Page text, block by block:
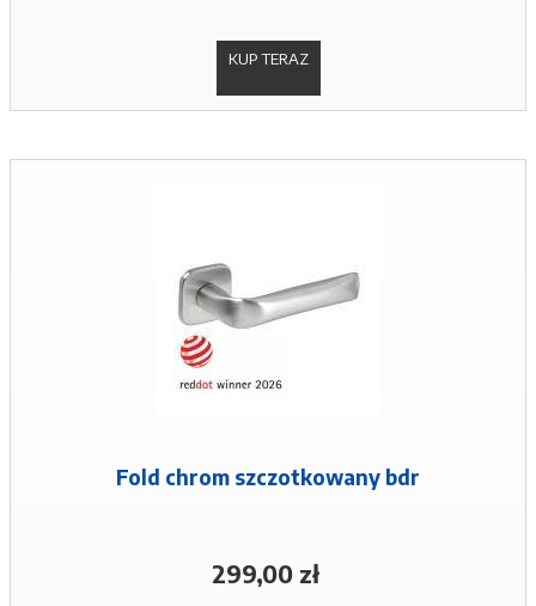
KUP TERAZ
Fold chrom szczotkowany bdr
299,00 zł